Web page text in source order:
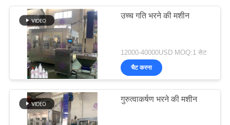
उच्च गति भरने की मशीन
12000-40000USD MOQ:1 सेट
चैट करना
गुरुत्वाकर्षण भरने की मशीन